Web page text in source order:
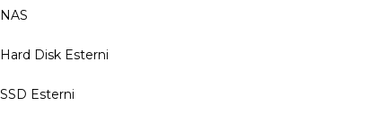
NAS
Hard Disk Esterni
SSD Esterni